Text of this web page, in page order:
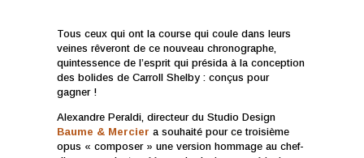
Tous ceux qui ont la course qui coule dans leurs
veines rêveront de ce nouveau chronographe,
quintessence de l’esprit qui présida à la conception
des bolides de Carroll Shelby : conçus pour
gagner !
Alexandre Peraldi, directeur du Studio Design
Baume & Mercier a souhaité pour ce troisième
opus « composer » une version hommage au chef-